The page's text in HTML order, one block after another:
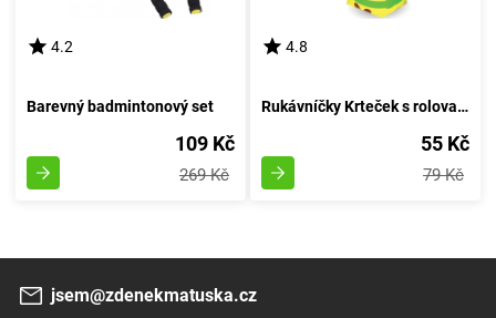
4.2
Barevný badmintonový set
109 Kč
269 Kč
4.8
Rukávníčky Krteček s rolovacím mechanismem 18x17cm
55 Kč
79 Kč
jsem@zdenekmatuska.cz